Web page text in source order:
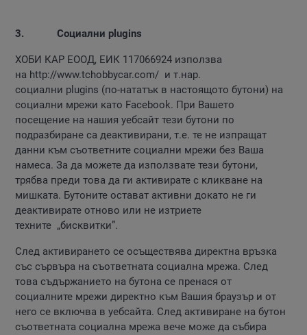
3.Социални plugins
ХОБИ КАР ЕООД, ЕИК 117066924 използва
на http://www.tchobbycar.com/ и т.нар.
социални plugins (по-нататък в настоящото бутони) на
социални мрежи като Facebook. При Вашето
посещение на нашия уебсайт тези бутони по
подразбиране са деактивирани, т.е. те не изпращат
данни към съответните социални мрежи без Ваша
намеса. За да можете да използвате тези бутони,
трябва преди това да ги активирате с кликване на
мишката. Бутоните остават активни докато не ги
деактивирате отново или не изтриете
техните „бисквитки”.
След активирането се осъществява директна връзка
със сървъра на съответната социална мрежа. След
това съдържанието на бутона се пренася от
социалните мрежи директно към Вашия браузър и от
него се включва в уебсайта. След активиране на бутон
съответната социална мрежа вече може да събира